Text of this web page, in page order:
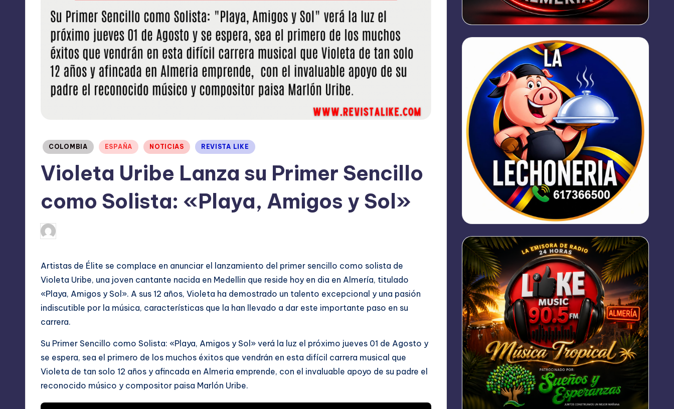
Publicado
COLOMBIA ESPAÑA NOTICIAS REVISTA LIKE
Violeta Uribe Lanza su Primer Sencillo
como Solista: «Playa, Amigos y Sol»
Publicado
por
Artistas de Élite se complace en anunciar el lanzamiento del primer sencillo como solista de
Violeta Uribe, una joven cantante nacida en Medellin que reside hoy en dia en Almería, titulado
«Playa, Amigos y Sol». A sus 12 años, Violeta ha demostrado un talento excepcional y una pasión
indiscutible por la música, características que la han llevado a dar este importante paso en su
carrera.
Su Primer Sencillo como Solista: «Playa, Amigos y Sol» verá la luz el próximo jueves 01 de Agosto y
se espera, sea el primero de los muchos éxitos que vendrán en esta difícil carrera musical que
Violeta de tan solo 12 años y afincada en Almeria emprende, con el invaluable apoyo de su padre el
reconocido músico y compositor paisa Marlón Uribe.